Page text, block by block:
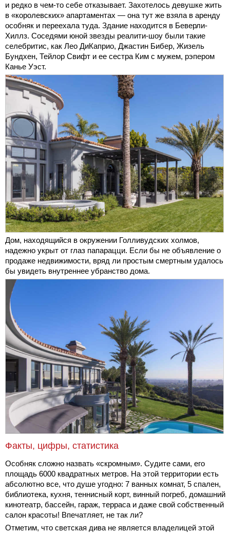
и редко в чем-то себе отказывает. Захотелось девушке жить
в «королевских» апартаментах — она тут же взяла в аренду
особняк и переехала туда. Здание находится в Беверли-
Хиллз. Соседями юной звезды реалити-шоу были такие
селебритис, как Лео ДиКаприо, Джастин Бибер, Жизель
Бундхен, Тейлор Свифт и ее сестра Ким с мужем, рэпером
Канье Уэст.
Дом, находящийся в окружении Голливудских холмов,
надежно укрыт от глаз папарацци. Если бы не объявление о
продаже недвижимости, вряд ли простым смертным удалось
бы увидеть внутреннее убранство дома.
Факты, цифры, статистика
Особняк сложно назвать «скромным». Судите сами, его
площадь 6000 квадратных метров. На этой территории есть
абсолютно все, что душе угодно: 7 ванных комнат, 5 спален,
библиотека, кухня, теннисный корт, винный погреб, домашний
кинотеатр, бассейн, гараж, терраса и даже свой собственный
салон красоты! Впечатляет, не так ли?
Отметим, что светская дива не является владелицей этой